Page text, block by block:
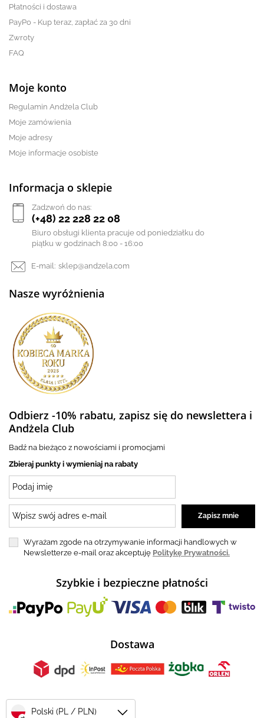
Płatności i dostawa
PayPo - Kup teraz, zapłać za 30 dni
Zwroty
FAQ
Moje konto
Regulamin Andżela Club
Moje zamówienia
Moje adresy
Moje informacje osobiste
Informacja o sklepie
Zadzwoń do nas:
(+48) 22 228 22 08
Biuro obsługi klienta pracuje od poniedziałku do
piątku w godzinach 8:00 - 16:00
E-mail: sklep@andzela.com
Nasze wyróżnienia
Odbierz -10% rabatu, zapisz się do newslettera i
Andżela Club
Badź na bieżąco z nowościami i promocjami
Zbieraj punkty i wymieniaj na rabaty
Wyrażam zgode na otrzymywanie informacji handlowych w
Newsletterze e-mail oraz akceptuję Politykę Prywatności.
Szybkie i bezpieczne płatności
Dostawa
Polski (PL / PLN)